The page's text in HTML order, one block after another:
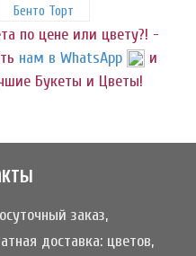
Бенто Торт
по цене или цвету?! -
нам в WhatsApp
и
Букеты и Цветы!
заказ,
доставка: цветов,